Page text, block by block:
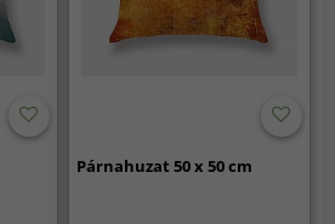
Párnahuzat 50 x 50 cm